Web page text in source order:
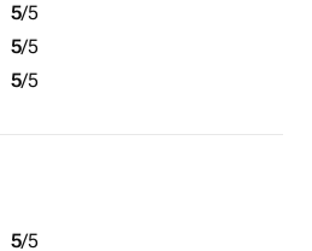
5/5
5/5
5/5
5/5